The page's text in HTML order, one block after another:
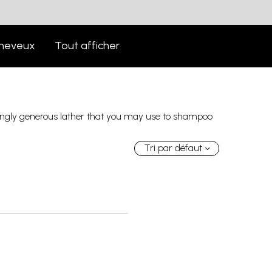
Tout afficher
generous lather that you may use to shampoo
Tri par défaut